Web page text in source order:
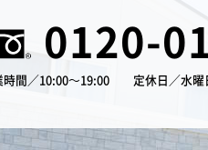
0120-
時間／10:00～19:00 定休日／水